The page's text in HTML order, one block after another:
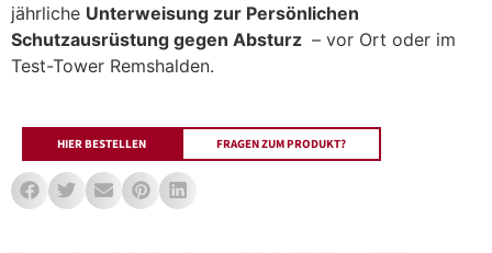
jährliche Unterweisung zur Persönlichen
Schutzausrüstung gegen Absturz – vor Ort oder im
Test-Tower Remshalden.
HIER BESTELLEN FRAGEN ZUM PRODUKT?